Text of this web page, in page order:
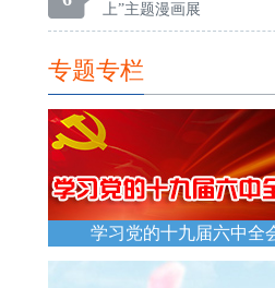
上”主题漫画展
专题专栏
学习党的十九届六中全